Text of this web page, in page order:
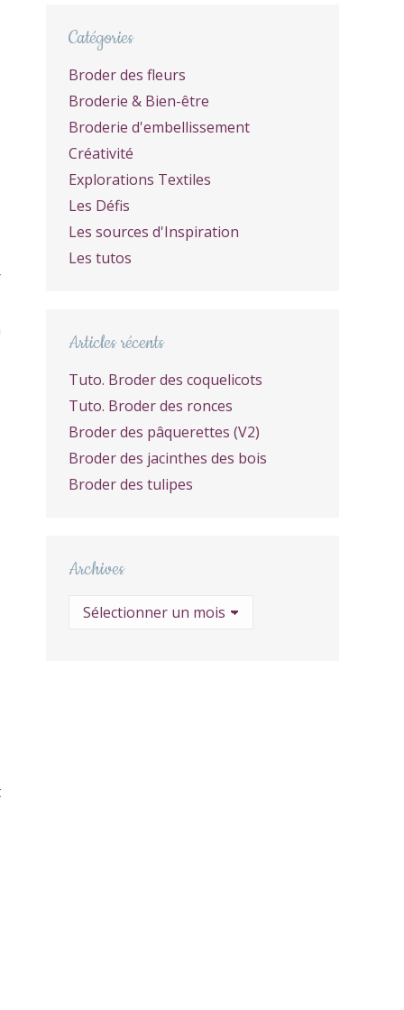
Catégories
Broder des fleurs
Broderie & Bien-être
Broderie d'embellissement
Créativité
Explorations Textiles
Les Défis
Les sources d'Inspiration
Les tutos
Articles récents
Tuto. Broder des coquelicots
Tuto. Broder des ronces
Broder des pâquerettes (V2)
Broder des jacinthes des bois
Broder des tulipes
Archives
Archives